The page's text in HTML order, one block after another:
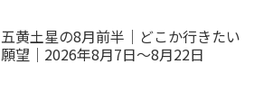
五黄土星の8月前半｜どこか行きたい
願望｜2026年8月7日～8月22日